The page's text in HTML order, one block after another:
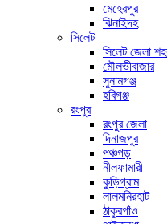
মেহেরপুর
ঝিনাইদহ
সিলেট
সিলেট জেলা
মৌলভীবাজার
সুনামগঞ্জ
হবিগঞ্জ
রংপুর
রংপুর জেলা
দিনাজপুর
পঞ্চগড়
নীলফামারী
কুড়িগ্রাম
লালমনিরহাট
ঠাকুরগাঁও